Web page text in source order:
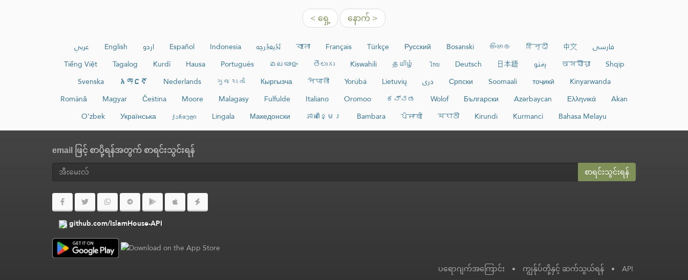
< ရှေ့ နောက် >
عربي English اردو Español Indonesia ئۇيغۇرچە বাংলা Français Türkçe Русский Bosanski සිංහල हिन्दी 中文
فارسی
Tiếng Việt
Tagalog Kurdî Hausa Português മലയാളം తెలుగు Kiswahili தமிழ் ไทย Deutsch 日本語 پښتو অসমীয়া
Shqip
Svenska
አማርኛ Nederlands ગુજરાતી Кыргызча नेपाली Yorùbá Lietuvių دری Српски Soomaali тоҷикӣ
Kinyarwanda
Română
Magyar Čeština Moore Malagasy Fulfulde Italiano Oromoo ಕನ್ನಡ Wolof Български Azərbaycan Ελληνικά
Akan
O‘zbek
Українська ქართული Lingala Македонски ភាសាខ្មែរ Bambara ਪੰਜਾਬੀ मराठी Kirundi Kurmancî Bahasa Melayu
email ဖြင့် စာပို့ရန်အတွက် စာရင်းသွင်းရန်
စာရင်းသွင်းရန်
github.com/IslamHouse-API
ပရောဂျက်အကြောင်း • ကျွန်ုပ်တို့နှင့် ဆက်သွယ်ရန် • API